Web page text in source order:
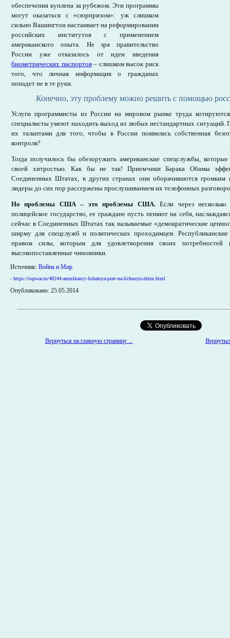
обеспечения куплена за рубежом. Эти программы
могут оказаться с «сюрпризом»: уж слишком
сильно Вашингтон настаивает на реформировании
российских институтов с применением
американского опыта. Не зря правительство
России уже отказалось от идеи введения
биометрических паспортов– слишком высок риск
того, что личная информация о гражданах
попадет не в те руки.
Конечно, эту проблему можно решить с помощью
Услуги программисты из России на мировом рынке труда
специалисты умеют находить выход из любых нестандартных ситуаций.
их талантами для того, чтобы в России появилась собственная
контроля?
Тогда получилось бы обезоружить американские спецслужбы,
своей хитростью. Как бы не так! Приемчики Барака Обамы
Соединенных Штатах, в других странах они оборачиваются
лидеры до сих пор рассержены прослушиванием их телефонных
Но проблемы США – это проблемы США.Если через несколько
полицейское государство, ее граждане пусть пеняют на себя,
сейчас в Соединенных Штатах так называемые «демократические
ширму для спецслужб и политических проходимцев.
правом силы, которым для удовлетворения своих потребностей
высокопоставленные чиновники.
Источник: Война и Мир
- https://topwar.ru/48244-amerikancy-lishatsya-prav-na-lichnuyu-zhizn.html
Опубликовано: 25.05.2014
Вернуться на главную страницу ...